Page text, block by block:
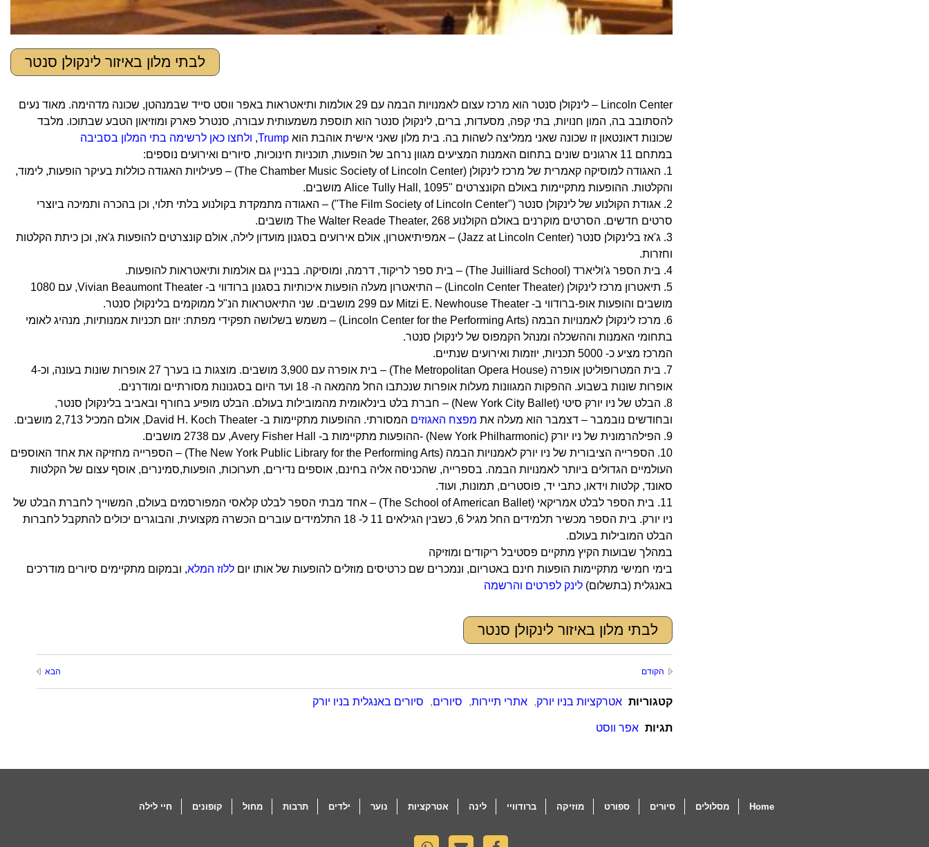
לבתי מלון באיזור לינקולן סנטר
Lincoln Center – לינקולן סנטר הוא מרכז עצום לאמנויות הבמה עם 29 אולמות ותיאטראות באפר ווסט סייד שבמנהטן, שכונה מדהימה. מאוד נעים
להסתובב בה, המון חנויות, בתי קפה, מסעדות, ברים, לינקולן סנטר הוא תוספת משמעותית עבורה, סנטרל פארק ומוזיאון הטבע שבתוכו. מלבד
שכונות דאונטאון זו שכונה שאני ממליצה לשהות בה. בית מלון שאני אישית אוהבת הוא Trump
, ולחצו כאן לרשימה בתי המלון בסביבה
במתחם 11 ארגונים שונים בתחום האמנות המציעים מגוון נרחב של הופעות, תוכניות חינוכיות, סיורים ואירועים נוספים:
1. האגודה למוסיקה קאמרית של מרכז לינקולן (The Chamber Music Society of Lincoln Center) – פעילויות האגודה כוללות בעיקר הופעות, לימוד,
והקלטות. ההופעות מתקיימות באולם הקונצרטים "Alice Tully Hall, 1095 מושבים.
2. אגודת הקולנוע של לינקולן סנטר ("The Film Society of Lincoln Center") – האגודה מתמקדת בקולנוע בלתי תלוי, וכן בהכרה ותמיכה ביוצרי
סרטים חדשים. הסרטים מוקרנים באולם הקולנוע The Walter Reade Theater, 268 מושבים.
3. ג'אז בלינקולן סנטר (Jazz at Lincoln Center) – אמפיתיאטרון, אולם אירועים בסגנון מועדון לילה, אולם קונצרטים להופעות ג'אז, וכן כיתת הקלטות
וחזרות.
4. בית הספר ג'וליארד (The Juilliard School) – בית ספר לריקוד, דרמה, ומוסיקה. בבניין גם אולמות ותיאטראות להופעות.
5. תיאטרון מרכז לינקולן (Lincoln Center Theater) – התיאטרון מעלה הופעות איכותיות בסגנון ברודווי ב- Vivian Beaumont Theater, עם 1080
מושבים והופעות אופ-ברודווי ב- Mitzi E. Newhouse Theater עם 299 מושבים. שני התיאטראות הנ"ל ממוקמים בלינקולן סנטר.
6. מרכז לינקולן לאמנויות הבמה (Lincoln Center for the Performing Arts) – משמש בשלושה תפקידי מפתח: יוזם תכניות אמנותיות, מנהיג לאומי
בתחומי האמנות וההשכלה ומנהל הקמפוס של לינקולן סנטר.
המרכז מציע כ- 5000 תכניות, יוזמות ואירועים שנתיים.
7. בית המטרופוליטן אופרה (The Metropolitan Opera House) – בית אופרה עם 3,900 מושבים. מוצגות בו בערך 27 אופרות שונות בעונה, וכ-4
אופרות שונות בשבוע. ההפקות המגוונות מעלות אופרות שנכתבו החל מהמאה ה- 18 ועד היום בסגנונות מסורתיים ומודרנים.
8. הבלט של ניו יורק סיטי (New York City Ballet) – חברת בלט בינלאומית מהמובילות בעולם. הבלט מופיע בחורף ובאביב בלינקולן סנטר,
ובחודשים נובמבר – דצמבר הוא מעלה את מפצח האגוזים המסורתי. ההופעות מתקיימות ב- David H. Koch Theater, אולם המכיל 2,713 מושבים.
9. הפילהרמונית של ניו יורק (New York Philharmonic) -ההופעות מתקיימות ב- Avery Fisher Hall, עם 2738 מושבים.
10. הספרייה הציבורית של ניו יורק לאמנויות הבמה (The New York Public Library for the Performing Arts) – הספרייה מחזיקה את אחד האוספים
העולמיים הגדולים ביותר לאמנויות הבמה. בספרייה, שהכניסה אליה בחינם, אוספים נדירים, תערוכות, הופעות,סמינרים, אוסף עצום של הקלטות
סאונד, קלטות וידאו, כתבי יד, פוסטרים, תמונות, ועוד.
11. בית הספר לבלט אמריקאי (The School of American Ballet) – אחד מבתי הספר לבלט קלאסי המפורסמים בעולם, המשוייך לחברת הבלט של
ניו יורק. בית הספר מכשיר תלמידים החל מגיל 6, כשבין הגילאים 11 ל- 18 התלמידים עוברים הכשרה מקצועית, והבוגרים יכולים להתקבל לחברות
הבלט המובילות בעולם.
במהלך שבועות הקיץ מתקיים פסטיבל ריקודים ומוזיקה
בימי חמישי מתקיימות הופעות חינם באטריום, ונמכרים שם כרטיסים מוזלים להופעות של אותו יום ללוז המלא, ובמקום מתקיימים סיורים מודרכים
באנגלית (בתשלום) לינק לפרטים והרשמה
לבתי מלון באיזור לינקולן סנטר
הקודם הבא
קטגוריות אטרקציות בניו יורק, אתרי תיירות, סיורים, סיורים באנגלית בניו יורק
תגיות אפר ווסט
Home מסלולים סיורים ספורט מוזיקה ברודוויי לינה אטרקציות נוער ילדים תרבות מחול קופונים חיי לילה